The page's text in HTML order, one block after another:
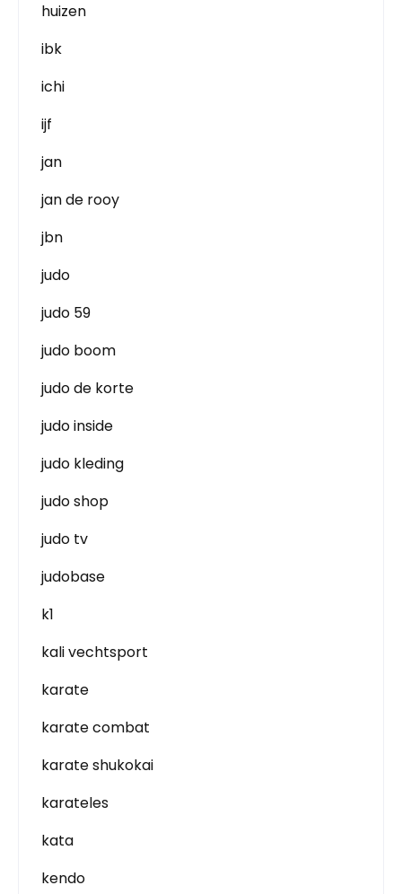
huizen
ibk
ichi
ijf
jan
jan de rooy
jbn
judo
judo 59
judo boom
judo de korte
judo inside
judo kleding
judo shop
judo tv
judobase
k1
kali vechtsport
karate
karate combat
karate shukokai
karateles
kata
kendo